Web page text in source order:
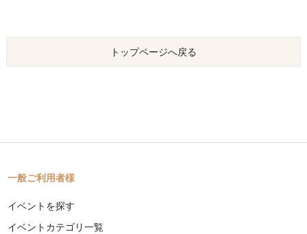
トップページへ戻る
一般ご利用者様
イベントを探す
イベントカテゴリ一覧